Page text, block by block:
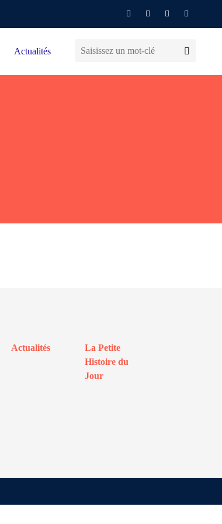
Actualités
Actualités
La Petite
Histoire du
Jour